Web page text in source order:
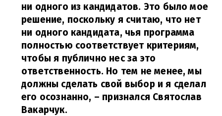
ни одного из кандидатов. Это было мое
решение, поскольку я считаю, что нет
ни одного кандидата, чья программа
полностью соответствует критериям,
чтобы я публично нес за это
ответственность. Но тем не менее, мы
должны сделать свой выбор и я сделал
его осознанно, – признался Святослав
Вакарчук.